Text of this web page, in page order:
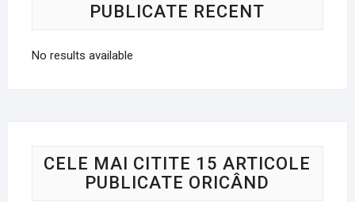
PUBLICATE RECENT
No results available
CELE MAI CITITE 15 ARTICOLE
PUBLICATE ORICÂND